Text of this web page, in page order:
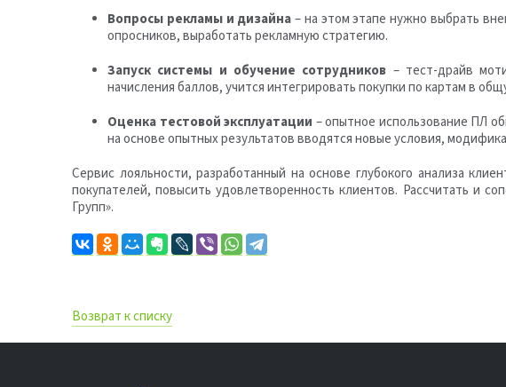
Вопросы рекламы и дизайна– на этом этапе нужно выбрать
опросников, выработать рекламную стратегию.
Запуск системы и обучение сотрудников – тест-драйв
начисления баллов, учится интегрировать покупки по картам в
Оценка тестовой эксплуатации – опытное использование ПЛ
на основе опытных результатов вводятся новые условия,
Сервис лояльности, разработанный на основе глубокого анализа
покупателей, повысить удовлетворенность клиентов. Рассчитать и
Групп».
Возврат к списку